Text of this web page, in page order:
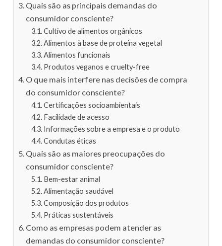
Quais são as principais demandas do
consumidor consciente?
Cultivo de alimentos orgânicos
Alimentos à base de proteína vegetal
Alimentos funcionais
Produtos veganos e cruelty-free
O que mais interfere nas decisões de compra
do consumidor consciente?
Certificações socioambientais
Facilidade de acesso
Informações sobre a empresa e o produto
Condutas éticas
Quais são as maiores preocupações do
consumidor consciente?
Bem-estar animal
Alimentação saudável
Composição dos produtos
Práticas sustentáveis
Como as empresas podem atender as
demandas do consumidor consciente?